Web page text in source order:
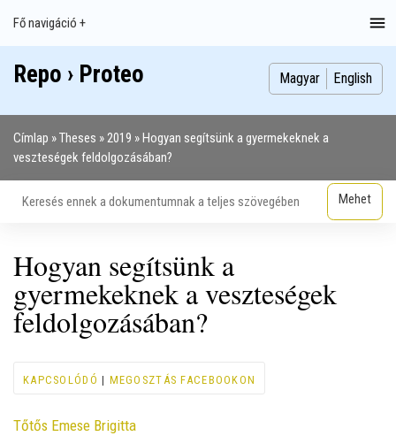
Main
navigation
Fő navigáció +
Index
Publikációk
Szakdolgozatok
Képek
Szerzők
Repo › Proteo Magyar English
Morzsa
Címlap Theses 2019
Hogyan segítsünk a gyermekeknek a
veszteségek feldolgozásában?
Hogyan segítsünk a
gyermekeknek a veszteségek
feldolgozásában?
KAPCSOLÓDÓ | MEGOSZTÁS FACEBOOKON
Contributor
Tőtős Emese Brigitta